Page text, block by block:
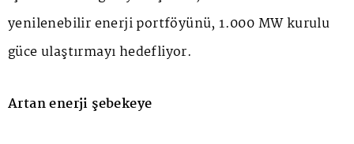
yenilenebilir enerji portföyünü, 1.000 MW kurulu
güce ulaştırmayı hedefliyor.
Artan enerji şebekeye